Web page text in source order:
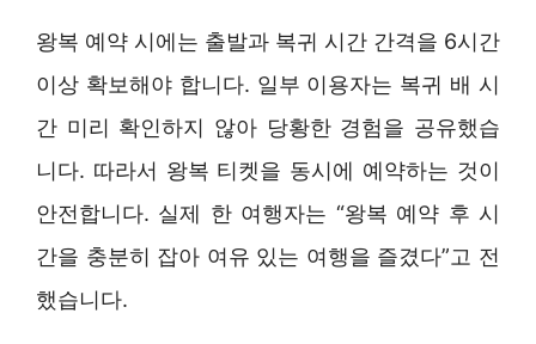
왕복 예약 시에는 출발과 복귀 시간 간격을 6시간
이상 확보해야 합니다. 일부 이용자는 복귀 배 시
간 미리 확인하지 않아 당황한 경험을 공유했습
니다. 따라서 왕복 티켓을 동시에 예약하는 것이
안전합니다. 실제 한 여행자는 “왕복 예약 후 시
간을 충분히 잡아 여유 있는 여행을 즐겼다”고 전
했습니다.